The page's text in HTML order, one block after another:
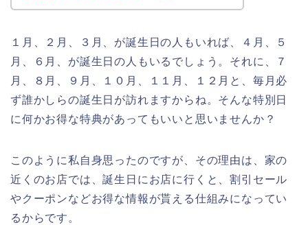
１月、２月、３月、が誕生日の人もいれば、４月、５
月、６月、が誕生日の人もいるでしょう。それに、７
月、８月、９月、１０月、１１月、１２月と、毎月必
ず誰かしらの誕生日が訪れますからね。そんな特別日
に何かお得な特典があってもいいと思いませんか？
このように私自身思ったのですが、その理由は、家の
近くのお店では、誕生日にお店に行くと、割引セール
やクーポンなどお得な情報が貰える仕組みになってい
るからです。